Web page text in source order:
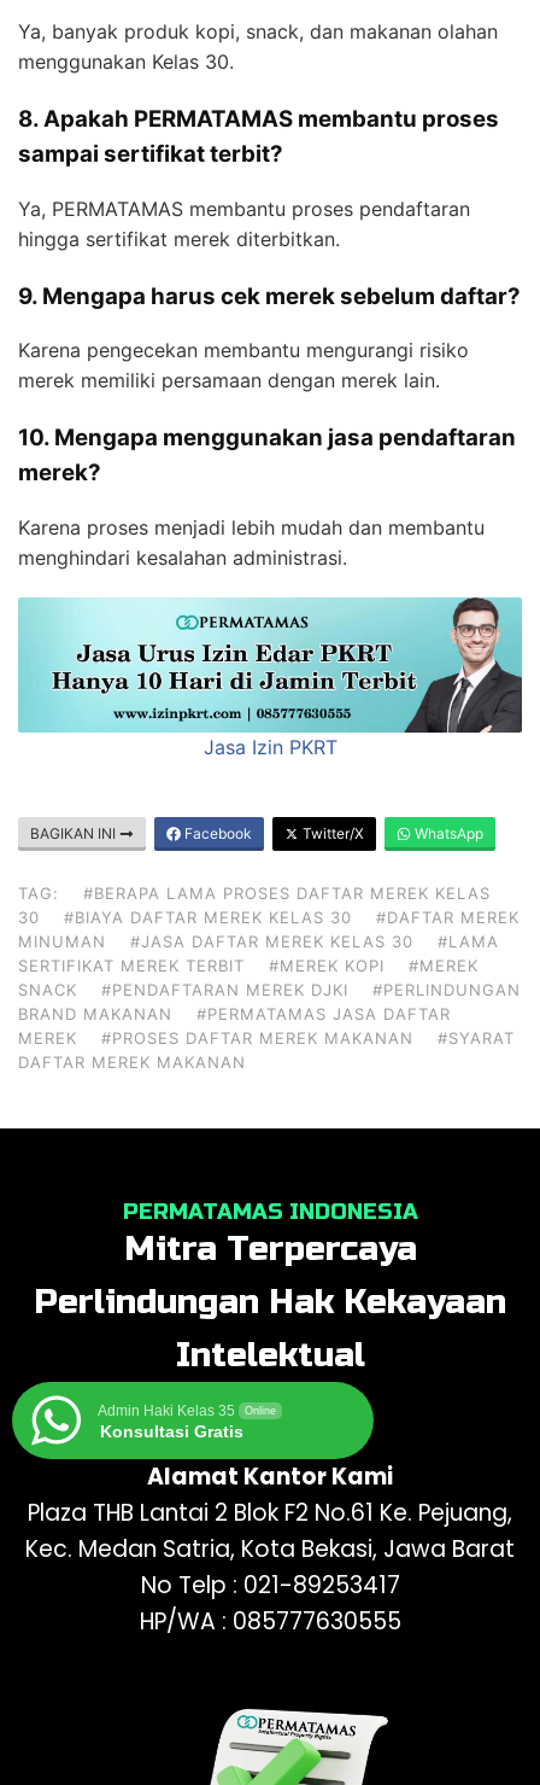
Ya, banyak produk kopi, snack, dan makanan olahan
menggunakan Kelas 30.
8. Apakah PERMATAMAS membantu proses
sampai sertifikat terbit?
Ya, PERMATAMAS membantu proses pendaftaran
hingga sertifikat merek diterbitkan.
9. Mengapa harus cek merek sebelum daftar?
Karena pengecekan membantu mengurangi risiko
merek memiliki persamaan dengan merek lain.
10. Mengapa menggunakan jasa pendaftaran
merek?
Karena proses menjadi lebih mudah dan membantu
menghindari kesalahan administrasi.
Jasa Izin PKRT
BAGIKAN INI Facebook Twitter/X WhatsApp
TAG:
#BERAPA LAMA PROSES DAFTAR MEREK KELAS
30
#BIAYA DAFTAR MEREK KELAS 30
#DAFTAR MEREK
MINUMAN
#JASA DAFTAR MEREK KELAS 30
#LAMA
SERTIFIKAT MEREK TERBIT
#MEREK KOPI
#MEREK
SNACK
#PENDAFTARAN MEREK DJKI
#PERLINDUNGAN
BRAND MAKANAN
#PERMATAMAS JASA DAFTAR
MEREK
#PROSES DAFTAR MEREK MAKANAN
#SYARAT
DAFTAR MEREK MAKANAN
PERMATAMAS INDONESIA
Mitra Terpercaya
Perlindungan Hak Kekayaan
Intelektual
Admin Haki Kelas 35 Online
Konsultasi Gratis
Alamat Kantor Kami
Plaza THB Lantai 2 Blok F2 No.61 Ke. Pejuang,
Kec. Medan Satria, Kota Bekasi, Jawa Barat
No Telp : 021-89253417
HP/WA : 085777630555